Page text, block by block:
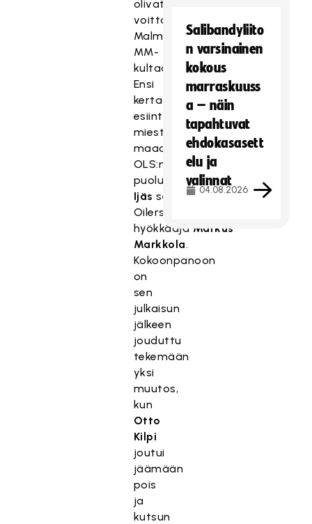
olivat
voittamassa
Malmössä
MM-
kultaa.
Ensi
kertaa
esiintyvät
miesten
maaotteluissa
OLS:n
puolustajaEetu
Ijäs sekä
Oilersin
hyökkääjä Markus
Markkola.
Kokoonpanoon
on
sen
julkaisun
jälkeen
jouduttu
tekemään
yksi
muutos,
kun
Otto
Kilpi
joutui
jäämään
pois
ja
kutsun
Salibandyliito
n varsinainen
kokous
marraskuuss
a – näin
tapahtuvat
ehdokasasett
elu ja
valinnat
04.08.2026